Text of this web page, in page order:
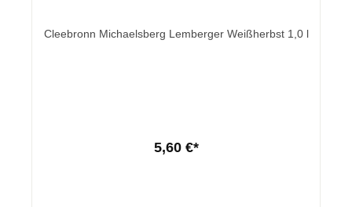
Cleebronn Michaelsberg Lemberger Weißherbst 1,0 l
5,60 €*